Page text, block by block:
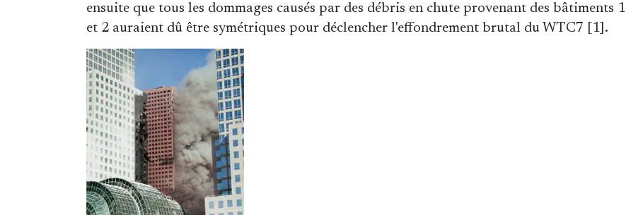
ensuite que tous les dommages causés par des débris en chute provenant des bâtiments 1
et 2 auraient dû être symétriques pour déclencher l'effondrement brutal du WTC7 [1].